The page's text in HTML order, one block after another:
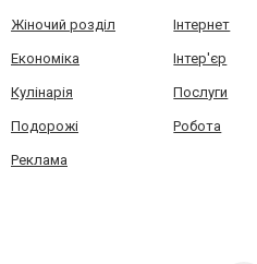
Жіночий розділ Інтернет
Економіка Інтер'єр
Кулінарія Послуги
Подорожі Робота
Реклама